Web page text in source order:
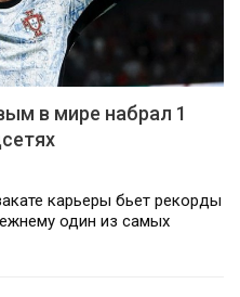
в мире набрал 1
карьеры бьет рекорды
один из самых